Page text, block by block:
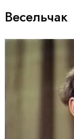
Весельчак